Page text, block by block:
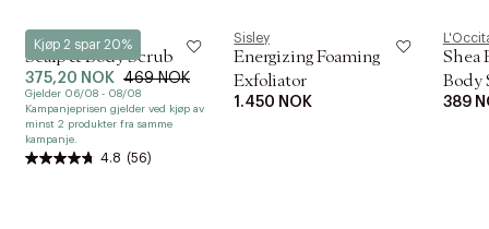
Kjøp 2 spar 20%
Ouai
Scalp & Body Scrub
375,20 NOK 469 NOK
Gjelder 06/08 - 08/08
Kampanjeprisen gjelder ved kjøp av
minst 2 produkter fra samme
kampanje.
4.8 (56)
Sisley
Energizing Foaming
Exfoliator
1.450 NOK
Shea
Body
389